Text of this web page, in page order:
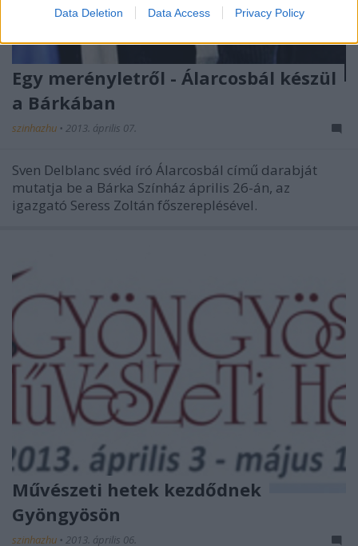
Data Deletion Data Access Privacy Policy
Egy merényletről - Álarcosbál készül
a Bárkában
szinhazhu • 2013. április 07.
Sven Delblanc svéd író Álarcosbál című darabját
mutatja be a Bárka Színház április 26-án, az
igazgató Seress Zoltán főszereplésével.
Művészeti hetek kezdődnek
Gyöngyösön
szinhazhu • 2013. április 06.